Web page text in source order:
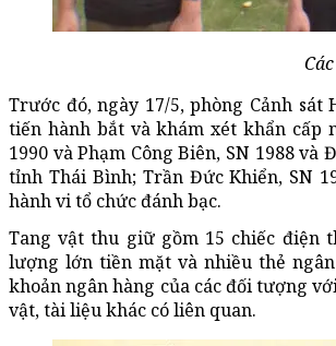
Trước đó, ngày 17/5, phòng Cảnh
tiến hành bắt và khám xét khẩn cấp
1990 và Phạm Công Biên, SN 1988
tỉnh Thái Bình; Trần Đức Khiển, SN
hành vi tổ chức đánh bạc.
Tang vật thu giữ gồm 15 chiếc điện
lượng lớn tiền mặt và nhiều thẻ
khoản ngân hàng của các đối tượng
vật, tài liệu khác có liên quan.